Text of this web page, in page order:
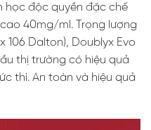
học độc quyền đặc chế
40mg/ml. Trọng lượng
106 Dalton), Doublyx Evo
thị trường có hiệu quả
thì. An toàn và hiệu quả